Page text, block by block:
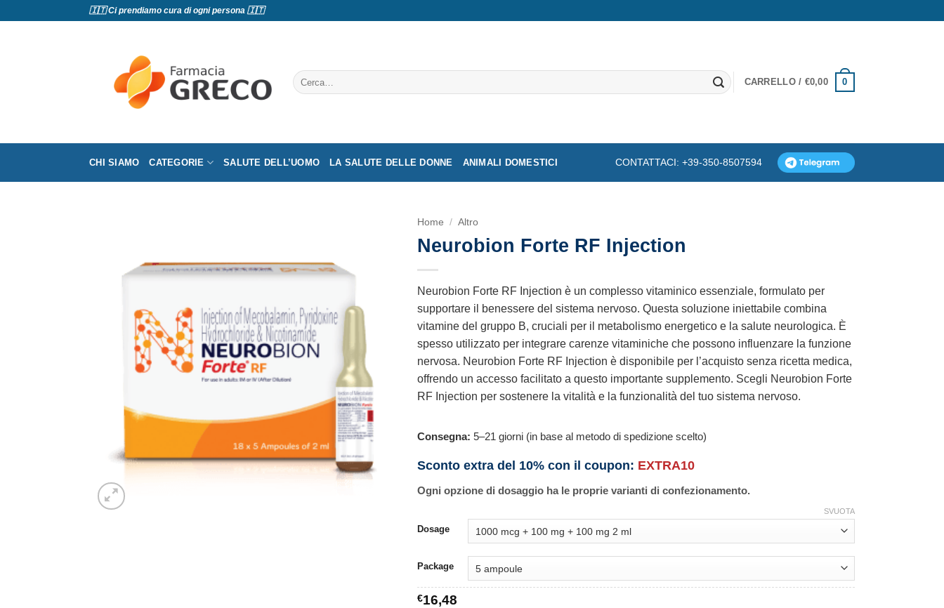
🇮🇹 Ci prendiamo cura di ogni persona 🇮🇹
Cerca:
CARRELLO / €0,00 0
CHI SIAMO CATEGORIE SALUTE DELL’UOMO LA SALUTE DELLE DONNE ANIMALI DOMESTICI CONTATTACI: +39-350-8507594
Home / Altro
Neurobion Forte RF Injection
Neurobion Forte RF Injection è un complesso vitaminico essenziale, formulato per
supportare il benessere del sistema nervoso. Questa soluzione iniettabile combina
vitamine del gruppo B, cruciali per il metabolismo energetico e la salute neurologica. È
spesso utilizzato per integrare carenze vitaminiche che possono influenzare la funzione
nervosa. Neurobion Forte RF Injection è disponibile per l’acquisto senza ricetta medica,
offrendo un accesso facilitato a questo importante supplemento. Scegli Neurobion Forte
RF Injection per sostenere la vitalità e la funzionalità del tuo sistema nervoso.
Consegna: 5–21 giorni (in base al metodo di spedizione scelto)
Sconto extra del 10% con il coupon: EXTRA10
Ogni opzione di dosaggio ha le proprie varianti di confezionamento.
Dosage
Package
SVUOTA
€16,48